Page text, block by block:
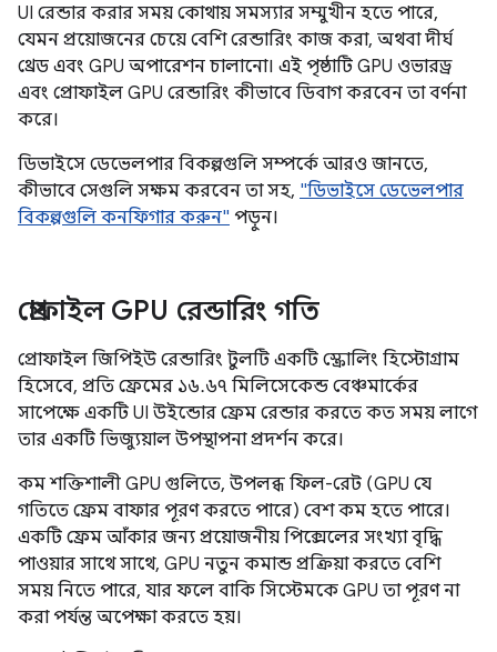
UI রেন্ডার করার সময় কোথায় সমস্যার সম্মুখীন হতে পারে,
যেমন প্রয়োজনের চেয়ে বেশি রেন্ডারিং কাজ করা, অথবা দীর্ঘ
থ্রেড এবং GPU অপারেশন চালানো। এই পৃষ্ঠাটি GPU ওভারড্র
এবং প্রোফাইল GPU রেন্ডারিং কীভাবে ডিবাগ করবেন তা বর্ণনা
করে।
ডিভাইসে ডেভেলপার বিকল্পগুলি সম্পর্কে আরও জানতে,
কীভাবে সেগুলি সক্ষম করবেন তা সহ, "ডিভাইসে ডেভেলপার
বিকল্পগুলি কনফিগার করুন" পড়ুন।
প্রোফাইল GPU রেন্ডারিং গতি
প্রোফাইল জিপিইউ রেন্ডারিং টুলটি একটি স্ক্রোলিং হিস্টোগ্রাম
হিসেবে, প্রতি ফ্রেমের ১৬.৬৭ মিলিসেকেন্ড বেঞ্চমার্কের
সাপেক্ষে একটি UI উইন্ডোর ফ্রেম রেন্ডার করতে কত সময় লাগে
তার একটি ভিজ্যুয়াল উপস্থাপনা প্রদর্শন করে।
কম শক্তিশালী GPU গুলিতে, উপলব্ধ ফিল-রেট (GPU যে
গতিতে ফ্রেম বাফার পূরণ করতে পারে) বেশ কম হতে পারে।
একটি ফ্রেম আঁকার জন্য প্রয়োজনীয় পিক্সেলের সংখ্যা বৃদ্ধি
পাওয়ার সাথে সাথে, GPU নতুন কমান্ড প্রক্রিয়া করতে বেশি
সময় নিতে পারে, যার ফলে বাকি সিস্টেমকে GPU তা পূরণ না
করা পর্যন্ত অপেক্ষা করতে হয়।